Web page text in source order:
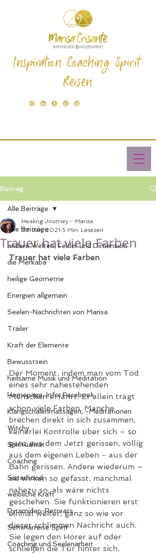
Inspiration Coaching Spirit
Reisen
Beitrag
Alle Beiträge
andere Welten, Felder und Dimension
die Merkaba
heilige Geometrie
Energien allgemein
Seelen-Nachrichten von Marisa
Trailer
Kraft der Elemente
Bewusstsein
heilsame Musik und Meditation
Homepage, Info, Facebook
Klangschalenmassagen, -Meditationen
Witchy
Spiritualität
Coaching
Sisterhood
weibliche Kraft
Pyramiden-Retreats
Seminarreise Spirit
Coaching und Seelenarbeit
Alle Beiträge
Trauer hat viele Farben
Healing Journey - Marisa
10. Jan. 2021 5 Min. Lesezeit
Trauer hat viele Farben
Der Moment, indem man vom Tod
eines sehr nahestehenden
Menschen erfährt. Er allein trägt
schon viele Farben. Manche
brechen direkt in sich zusammen,
keinerlei Kontrolle über sich – so
ganz aus dem Jetzt gerissen, völlig
aus dem eigenen Leben - aus der
Bahn gerissen. Andere wiederum –
sie wirken so gefasst, manchmal
nahezu so, als wäre nichts
geschehen. Sie funktionieren erst
einmal weiter, ganz so wie vor
dieser schlimmen Nachricht auch.
Sie legen den Hörer auf oder
schließen die Tür hinter sich,